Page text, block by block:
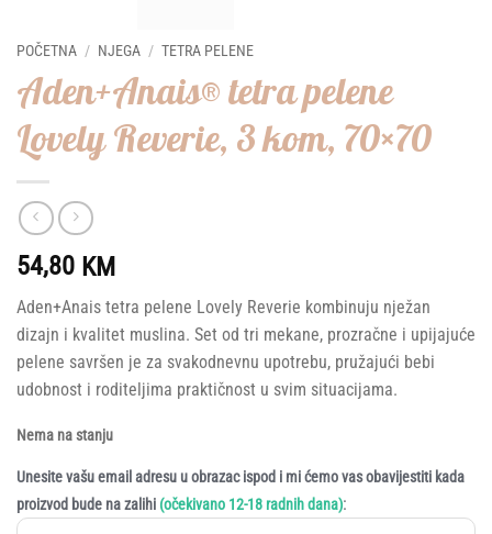
POČETNA / NJEGA / TETRA PELENE
Aden+Anais® tetra pelene
Lovely Reverie, 3 kom, 70×70
54,80 KM
Aden+Anais tetra pelene Lovely Reverie kombinuju nježan
dizajn i kvalitet muslina. Set od tri mekane, prozračne i upijajuće
pelene savršen je za svakodnevnu upotrebu, pružajući bebi
udobnost i roditeljima praktičnost u svim situacijama.
Nema na stanju
Unesite vašu email adresu u obrazac ispod i mi ćemo vas obavijestiti kada
proizvod bude na zalihi (očekivano 12-18 radnih dana):